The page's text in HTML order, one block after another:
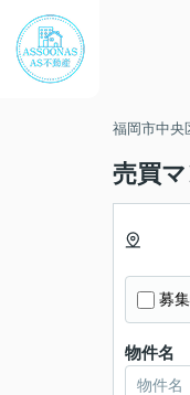
福岡市中央
売買
募
物件名